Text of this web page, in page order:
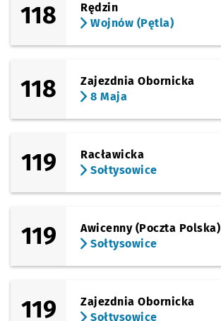
118
Rędzin
Wojnów (Pętla)
118
Zajezdnia Obornicka
8 Maja
119
Racławicka
Sołtysowice
119
Awicenny (Poczta Polska)
Sołtysowice
119
Zajezdnia Obornicka
Sołtysowice